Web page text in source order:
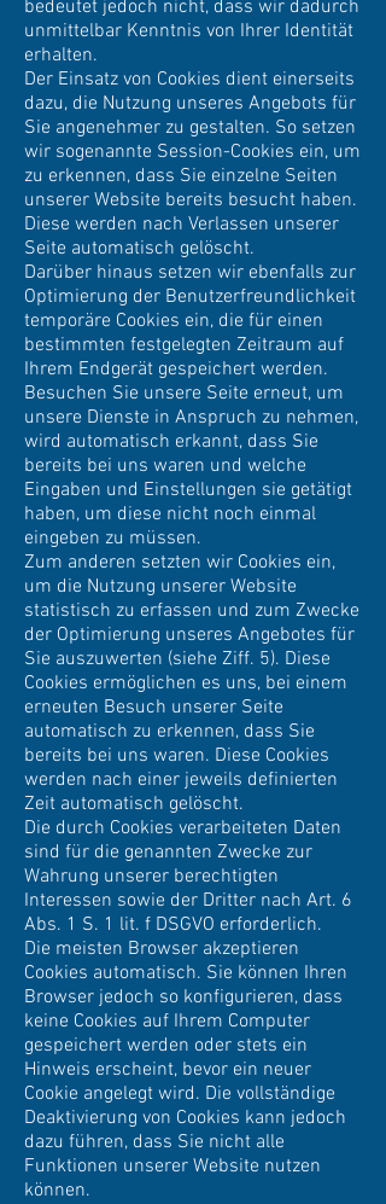
bedeutet jedoch nicht, dass wir dadurch
unmittelbar Kenntnis von Ihrer Identität
erhalten.
Der Einsatz von Cookies dient einerseits
dazu, die Nutzung unseres Angebots für
Sie angenehmer zu gestalten. So setzen
wir sogenannte Session-Cookies ein, um
zu erkennen, dass Sie einzelne Seiten
unserer Website bereits besucht haben.
Diese werden nach Verlassen unserer
Seite automatisch gelöscht.
Darüber hinaus setzen wir ebenfalls zur
Optimierung der Benutzerfreundlichkeit
temporäre Cookies ein, die für einen
bestimmten festgelegten Zeitraum auf
Ihrem Endgerät gespeichert werden.
Besuchen Sie unsere Seite erneut, um
unsere Dienste in Anspruch zu nehmen,
wird automatisch erkannt, dass Sie
bereits bei uns waren und welche
Eingaben und Einstellungen sie getätigt
haben, um diese nicht noch einmal
eingeben zu müssen.
Zum anderen setzten wir Cookies ein,
um die Nutzung unserer Website
statistisch zu erfassen und zum Zwecke
der Optimierung unseres Angebotes für
Sie auszuwerten (siehe Ziff. 5). Diese
Cookies ermöglichen es uns, bei einem
erneuten Besuch unserer Seite
automatisch zu erkennen, dass Sie
bereits bei uns waren. Diese Cookies
werden nach einer jeweils definierten
Zeit automatisch gelöscht.
Die durch Cookies verarbeiteten Daten
sind für die genannten Zwecke zur
Wahrung unserer berechtigten
Interessen sowie der Dritter nach Art. 6
Abs. 1 S. 1 lit. f DSGVO erforderlich.
Die meisten Browser akzeptieren
Cookies automatisch. Sie können Ihren
Browser jedoch so konfigurieren, dass
keine Cookies auf Ihrem Computer
gespeichert werden oder stets ein
Hinweis erscheint, bevor ein neuer
Cookie angelegt wird. Die vollständige
Deaktivierung von Cookies kann jedoch
dazu führen, dass Sie nicht alle
Funktionen unserer Website nutzen
können.